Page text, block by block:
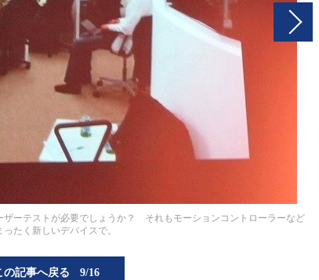
ーテストが必要でしょうか？ それもモーションコントローラーなど
ったく新しいデバイスで。
の記事へ戻る 9/16